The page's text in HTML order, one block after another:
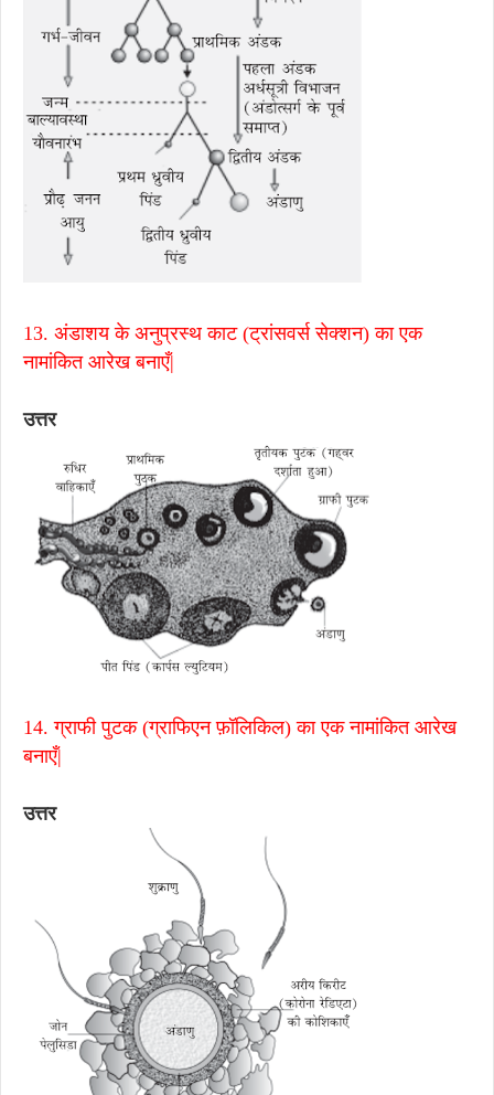
13. अंडाशय के अनुप्रस्थ काट (ट्रांसवर्स सेक्शन) का एक
नामांकित आरेख बनाएँ|
उत्तर
14. ग्राफी पुटक (ग्राफिएन फ़ॉलिकिल) का एक नामांकित आरेख
बनाएँ|
उत्तर